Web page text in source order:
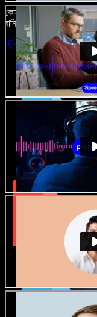
কোনো শেখার ঝামেলা নেই,
বানিয়ে ফেলুন।
স্টুডিও চালু করুন